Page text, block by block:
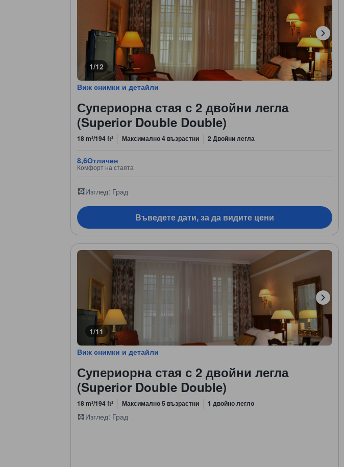
1/12
Виж снимки и детайли
Супериорна стая с 2 двойни легла
(Superior Double Double)
18 m²/194 ft² Максимално 4 възрастни 2 Двойни легла
8,6Отличен
Комфорт на стаята
Изглед: Град
Въведете дати, за да видите цени
1/11
Виж снимки и детайли
Супериорна стая с 2 двойни легла
(Superior Double Double)
18 m²/194 ft² Максимално 5 възрастни 1 двойно легло
Изглед: Град